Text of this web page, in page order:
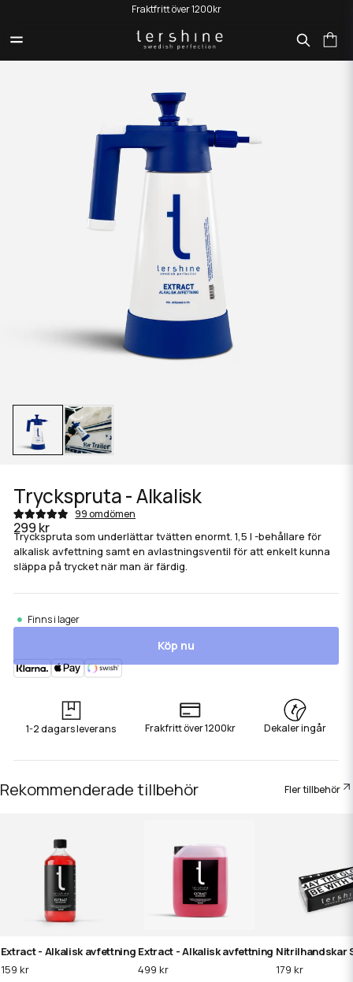
Fraktfritt över 1200kr
Tryckspruta - Alkalisk
99 omdömen
299 kr
Tryckspruta som underlättar tvätten enormt. 1,5 l -behållare för
alkalisk avfettning samt en avlastningsventil för att enkelt kunna
släppa på trycket när man är färdig.
Finns i lager
Köp nu
1-2 dagars leverans Frakfritt över 1200kr Dekaler ingår
Rekommenderade tillbehör Fler tillbehör
Extract - Alkalisk avfettning 1 L
159 kr
Extract - Alkalisk avfettning 5 L
499 kr
Nitrilhandskar
179 kr